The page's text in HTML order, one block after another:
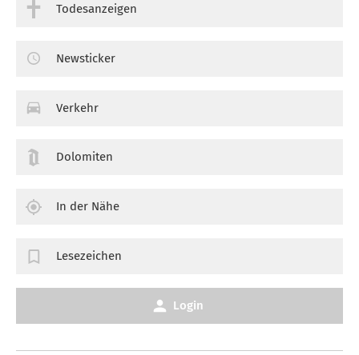
Todesanzeigen
Newsticker
Verkehr
Dolomiten
In der Nähe
Lesezeichen
Login